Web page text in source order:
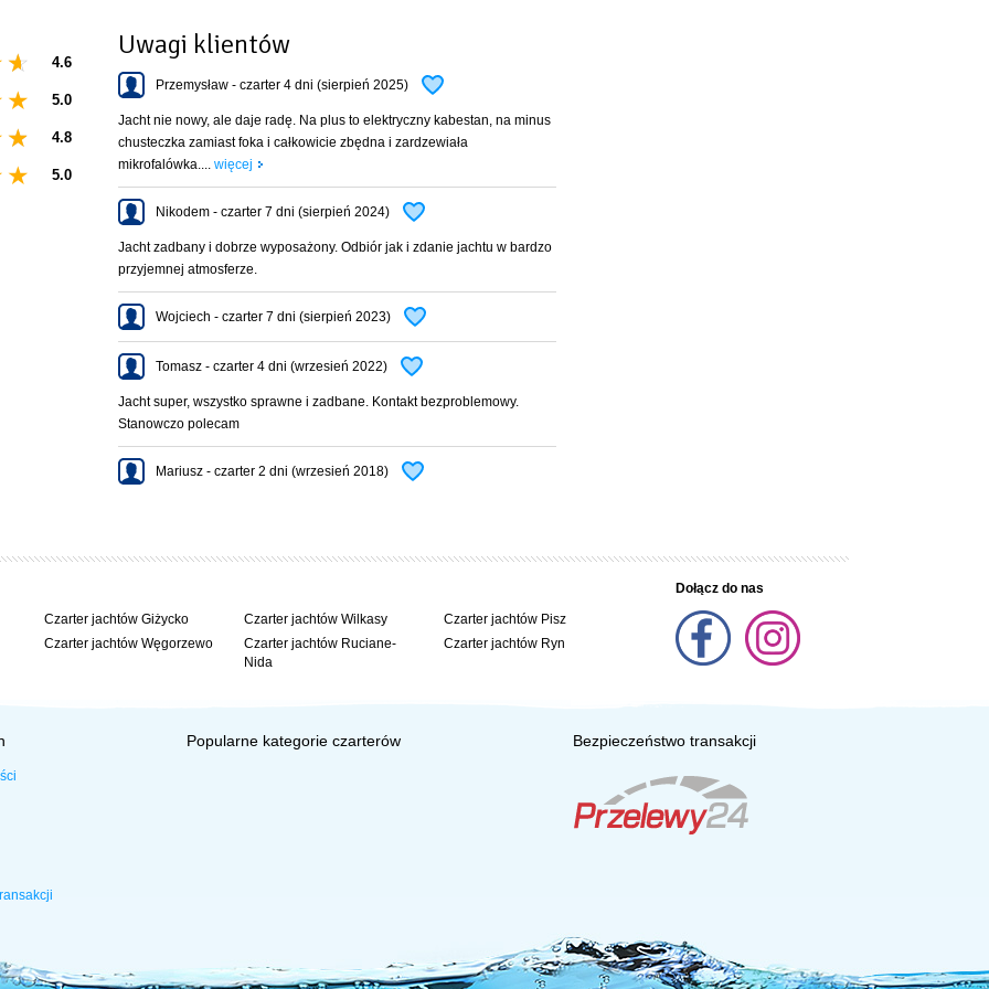
33 to propozycja dla żeglarzy, którzy cenią sobie luksus i nowoczesność na wodzie.
KABESTAN, SKÓRZANA KANAPA W MESIE, 2 KOŁA STEROWE,BIMINI, , STER
relingi, kosz dziobowy, koło sterowe, środki ratunkowe
ciepła woda, lodówka, ogrzewanie, zastawa stołowa, wyposażenie do gotowania,
prostownik, echosonda, tv, dvd
paliwo, gaz, woda, naładowany akumulator
4.6
5.0
4.8
5.0
Uwagi klientów
Przemysław - czarter 4 dni (sierpień 2025)
Jacht nie nowy, ale daje radę. Na plus to elektryczny kabestan, na minus
chusteczka zamiast foka i całkowicie zbędna i zardzewiała
mikrofalówka.... więcej
Nikodem - czarter 7 dni (sierpień 2024)
Jacht zadbany i dobrze wyposażony. Odbiór jak i zdanie jachtu w bardzo
przyjemnej atmosferze.
Wojciech - czarter 7 dni (sierpień 2023)
Tomasz - czarter 4 dni (wrzesień 2022)
Jacht super, wszystko sprawne i zadbane. Kontakt bezproblemowy.
Stanowczo polecam
Mariusz - czarter 2 dni (wrzesień 2018)
Czarter jachtów Giżycko
Czarter jachtów Węgorzewo
Czarter jachtów Wilkasy
Czarter jachtów Ruciane-
Nida
Czarter jachtów Pisz
Czarter jachtów Ryn
Dołącz do nas
Popularne kategorie czarterów Bezpieczeństwo transakcji